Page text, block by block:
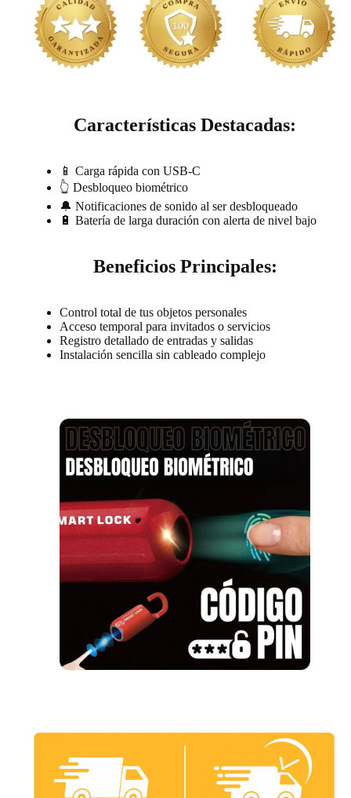
Características Destacadas:
📱 Carga rápida con USB-C
👆 Desbloqueo biométrico
🔔 Notificaciones de sonido al ser desbloqueado
🔋 Batería de larga duración con alerta de nivel bajo
Beneficios Principales:
Control total de tus objetos personales
Acceso temporal para invitados o servicios
Registro detallado de entradas y salidas
Instalación sencilla sin cableado complejo